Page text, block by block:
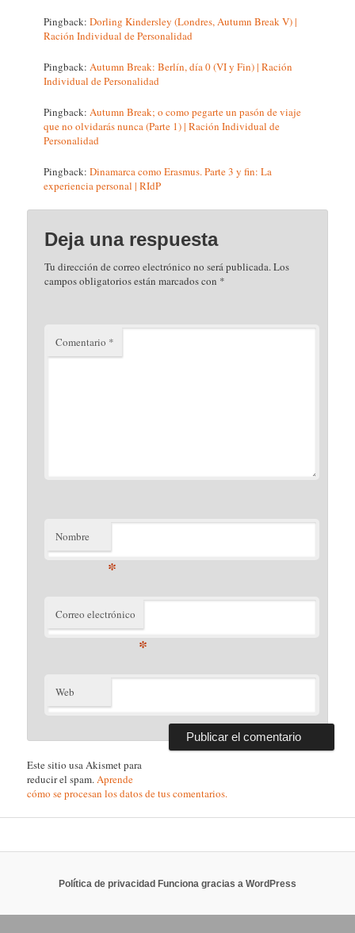
Pingback:Dorling Kindersley (Londres, Autumn Break V) |
Ración Individual de Personalidad
Pingback:Autumn Break: Berlín, día 0 (VI y Fin) | Ración
Individual de Personalidad
Pingback:Autumn Break; o como pegarte un pasón de viaje
que no olvidarás nunca (Parte 1) | Ración Individual de
Personalidad
Pingback:Dinamarca como Erasmus. Parte 3 y fin: La
experiencia personal | RIdP
Deja una respuesta
Tu dirección de correo electrónico no será publicada. Los
campos obligatorios están marcados con *
Comentario *
Nombre
*
Correo electrónico
*
Web
Este sitio usa Akismet para
reducir el spam.Aprende
cómo se procesan los datos de tus comentarios.
Política de privacidad Funciona gracias a WordPress